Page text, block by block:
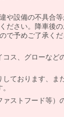
や設備の不具合
ださい。降車後
で予めご了承くだ
ス、グローなど
しております、ま
ァストフード等）